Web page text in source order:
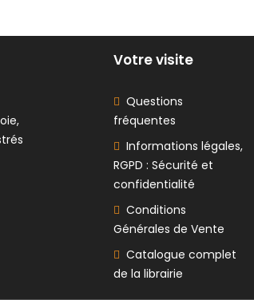
Votre visite
Questions
fréquentes
Informations légales,
RGPD : Sécurité et
confidentialité
Conditions
Générales de Vente
Catalogue complet
de la librairie